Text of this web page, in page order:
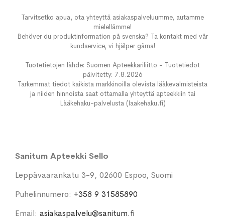
Tarvitsetko apua, ota yhteyttä asiakaspalveluumme, autamme
mielellämme!
Behöver du produktinformation på svenska? Ta kontakt med vår
kundservice, vi hjälper gärna!
Tuotetietojen lähde: Suomen Apteekkariliitto - Tuotetiedot
päivitetty: 7.8.2026
Tarkemmat tiedot kaikista markkinoilla olevista lääkevalmisteista
ja niiden hinnoista saat ottamalla yhteyttä apteekkiin tai
Lääkehaku-palvelusta (laakehaku.fi)
Sanitum Apteekki Sello
Leppävaarankatu 3-9, 02600 Espoo, Suomi
Puhelinnumero: +358 9 31585890
Email: asiakaspalvelu@sanitum.fi